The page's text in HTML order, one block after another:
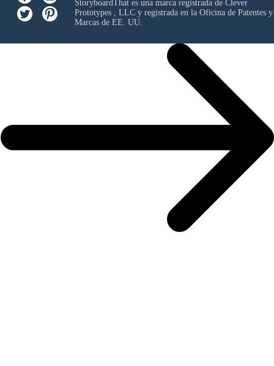
StoryboardThat es una marca registrada de Clever
Prototypes , LLCy registrada en la Oficina de Patentes y
Marcas de EE. UU.